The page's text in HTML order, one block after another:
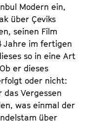
Modern ein,
über Çeviks
seinen Film
Jahre im fertigen
so in eine Art
er dieses
oder nicht:
Vergessen
was einmal der
über